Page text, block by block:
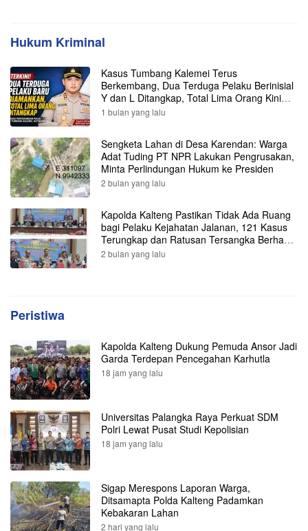
Hukum Kriminal
Kasus Tumbang Kalemei Terus
Berkembang, Dua Terduga Pelaku Berinisial
Y dan L Ditangkap, Total Lima Orang Kini
Diamankan Polisi
1 bulan yang lalu
Sengketa Lahan di Desa Karendan: Warga
Adat Tuding PT NPR Lakukan Pengrusakan,
Minta Perlindungan Hukum ke Presiden
2 bulan yang lalu
Kapolda Kalteng Pastikan Tidak Ada Ruang
bagi Pelaku Kejahatan Jalanan, 121 Kasus
Terungkap dan Ratusan Tersangka Berhasil
Dibekuk
2 bulan yang lalu
Peristiwa
Kapolda Kalteng Dukung Pemuda Ansor Jadi
Garda Terdepan Pencegahan Karhutla
18 jam yang lalu
Universitas Palangka Raya Perkuat SDM
Polri Lewat Pusat Studi Kepolisian
18 jam yang lalu
Sigap Merespons Laporan Warga,
Ditsamapta Polda Kalteng Padamkan
Kebakaran Lahan
2 hari yang lalu